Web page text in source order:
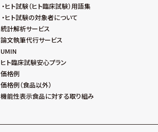
ヒト試験（ヒト臨床試験）用語集
ヒト試験の対象者について
統計解析サービス
論文執筆代行サービス
UMIN
ヒト臨床試験安心プラン
価格例
価格例（食品以外）
機能性表示食品に対する取り組み